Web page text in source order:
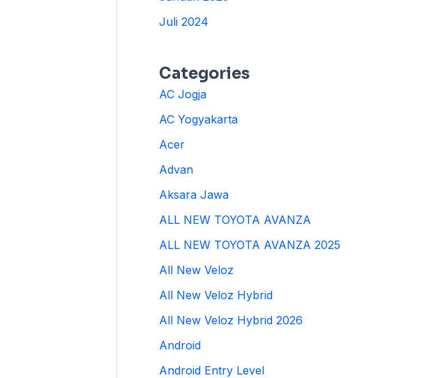
Juli 2024
Categories
AC Jogja
AC Yogyakarta
Acer
Advan
Aksara Jawa
ALL NEW TOYOTA AVANZA
ALL NEW TOYOTA AVANZA 2025
All New Veloz
All New Veloz Hybrid
All New Veloz Hybrid 2026
Android
Android Entry Level